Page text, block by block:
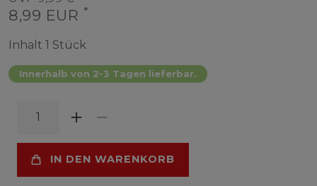
8,99 EUR *
Inhalt 1 Stück
Innerhalb von 2-3 Tagen lieferbar.
IN DEN WARENKORB